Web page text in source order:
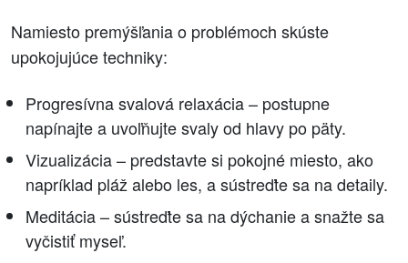
Namiesto premýšľania o problémoch skúste
upokojujúce techniky:
Progresívna svalová relaxácia – postupne
napínajte a uvoľňujte svaly od hlavy po päty.
Vizualizácia – predstavte si pokojné miesto, ako
napríklad pláž alebo les, a sústreďte sa na detaily.
Meditácia – sústreďte sa na dýchanie a snažte sa
vyčistiť myseľ.